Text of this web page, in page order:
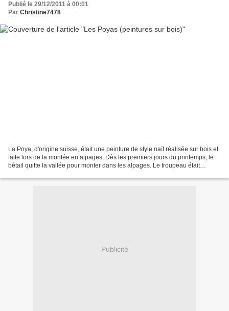
Publié le 29/12/2011 à 00:01
Par Christine7478
La Poya, d'origine suisse, était une peinture de style naïf réalisée sur bois et
faite lors de la montée en alpages. Dès les premiers jours du printemps, le
bétail quitte la vallée pour monter dans les alpages. Le troupeau était
Publicité